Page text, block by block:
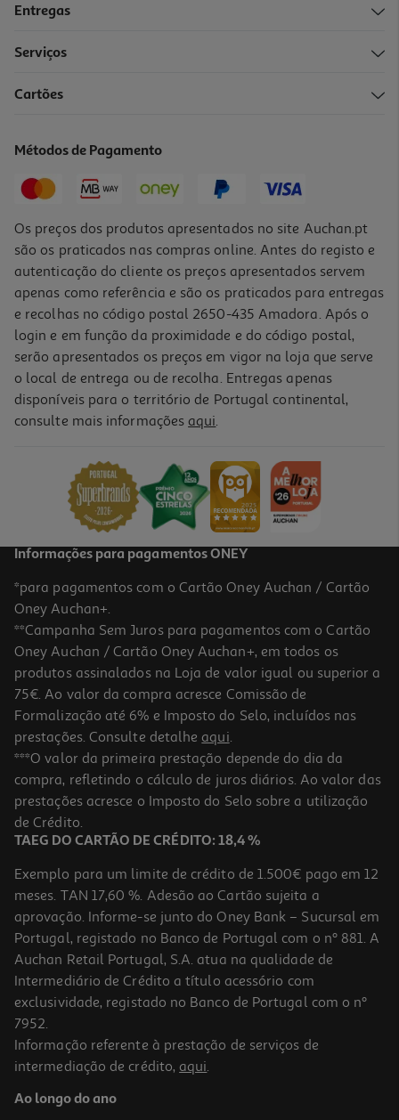
Entregas
Serviços
Cartões
Métodos de Pagamento
Os preços dos produtos apresentados no site Auchan.pt
são os praticados nas compras online. Antes do registo e
autenticação do cliente os preços apresentados servem
apenas como referência e são os praticados para entregas
e recolhas no código postal 2650-435 Amadora. Após o
login e em função da proximidade e do código postal,
serão apresentados os preços em vigor na loja que serve
o local de entrega ou de recolha. Entregas apenas
disponíveis para o território de Portugal continental,
consulte mais informações aqui.
Informações para pagamentos ONEY
*para pagamentos com o Cartão Oney Auchan / Cartão
Oney Auchan+.
**Campanha Sem Juros para pagamentos com o Cartão
Oney Auchan / Cartão Oney Auchan+, em todos os
produtos assinalados na Loja de valor igual ou superior a
75€. Ao valor da compra acresce Comissão de
Formalização até 6% e Imposto do Selo, incluídos nas
prestações. Consulte detalhe aqui.
***O valor da primeira prestação depende do dia da
compra, refletindo o cálculo de juros diários. Ao valor das
prestações acresce o Imposto do Selo sobre a utilização
de Crédito.
TAEG DO CARTÃO DE CRÉDITO: 18,4 %
Exemplo para um limite de crédito de 1.500€ pago em 12
meses. TAN 17,60 %. Adesão ao Cartão sujeita a
aprovação. Informe-se junto do Oney Bank – Sucursal em
Portugal, registado no Banco de Portugal com o nº 881. A
Auchan Retail Portugal, S.A. atua na qualidade de
Intermediário de Crédito a título acessório com
exclusividade, registado no Banco de Portugal com o nº
7952.
Informação referente à prestação de serviços de
intermediação de crédito, aqui.
Ao longo do ano